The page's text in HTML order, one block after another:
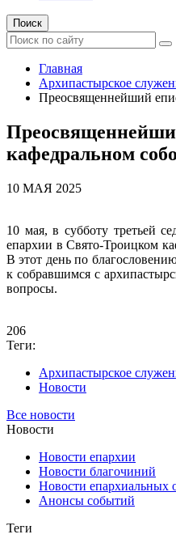
Поиск
Главная
Архипастырское
Преосвященнейший
кафедральном
10 МАЯ 2025
10 мая, в субботу третьей
епархии в Свято-Троицком
В этот день по
к собравшимся с
вопросы.
206
Теги:
Архипастырское
Новости
Все новости
Новости
Новости епархии
Новости благочиний
Новости епархиальных
Анонсы событий
Теги